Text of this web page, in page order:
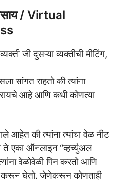
/ Virtual
जी दुसऱ्या व्यक्तीची मीटिंग,
सांगत राहतो की त्यांना
आहे आणि कधी कोणत्या
आहेत की त्यांना त्यांचा वेळ नीट
एका ऑनलाइन “व्हर्च्युअल
वेळोवेळी पिन करतो आणि
करून घेतो. जेणेकरून कोणताही